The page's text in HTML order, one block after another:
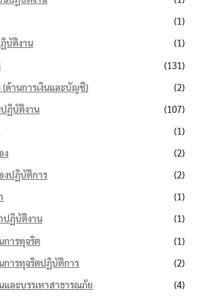
(1)
บัติงาน
(1)
(131)
(ด้านการเงินและบัญชี)
(2)
ปฏิบัติงาน
(107)
(1)
ง
(2)
งปฏิบัติการ
(2)
(1)
ปฏิบัติงาน
(1)
การทุจริต
(1)
การทุจริตปฏิบัติการ
(2)
และบรรเทาสาธารณภัย
(4)